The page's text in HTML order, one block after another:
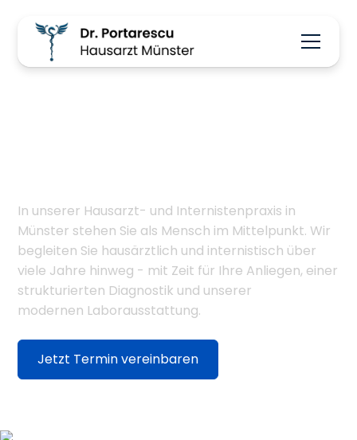
Ihre Hausärztin &
In unserer Hausarzt- und Internistenpraxis in
Münster stehen Sie als Mensch im Mittelpunkt. Wir
begleiten Sie hausärztlich und internistisch über
viele Jahre hinweg - mit Zeit für Ihre Anliegen, einer
strukturierten Diagnostik und unserer
modernen Laborausstattung.
Jetzt Termin vereinbaren